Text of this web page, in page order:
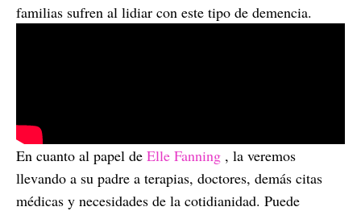
familias sufren al lidiar con este tipo de demencia.
En cuanto al papel de Elle Fanning , la veremos
llevando a su padre a terapias, doctores, demás citas
médicas y necesidades de la cotidianidad. Puede